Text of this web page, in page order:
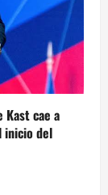
Kast cae a
inicio del